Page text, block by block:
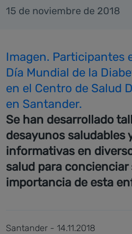
15 de noviembre de 2018
Imagen. Participantes
Día Mundial de la
en el Centro de Salud
en Santander.
Se han desarrollado
desayunos saludables
informativas en
salud para concienciar
importancia de esta
Santander - 14.11.2018